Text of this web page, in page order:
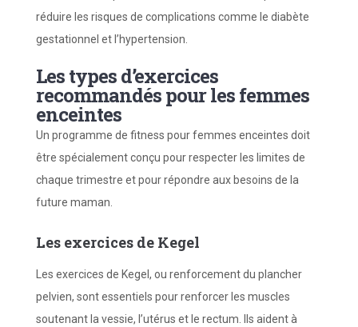
réduire les risques de complications comme le diabète
gestationnel et l’hypertension.
Les types d’exercices
recommandés pour les femmes
enceintes
Un programme de fitness pour femmes enceintes doit
être spécialement conçu pour respecter les limites de
chaque trimestre et pour répondre aux besoins de la
future maman.
Les exercices de Kegel
Les exercices de Kegel, ou renforcement du plancher
pelvien, sont essentiels pour renforcer les muscles
soutenant la vessie, l’utérus et le rectum. Ils aident à